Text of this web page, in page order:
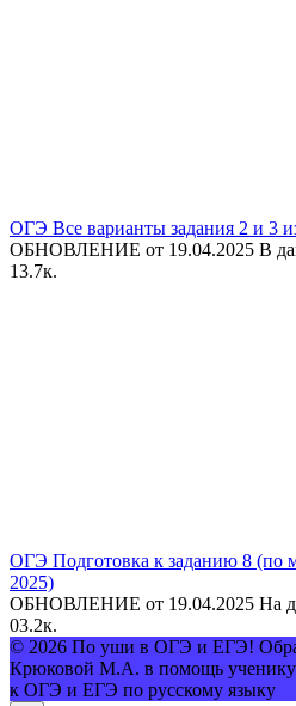
ОГЭ Все варианты задания 2 и
ОБНОВЛЕНИЕ от 19.04.2025 В
13.7к.
ОГЭ Подготовка к заданию 8
2025)
ОБНОВЛЕНИЕ от 19.04.2025 На
03.2к.
© 2026 По уши в ОГЭ и ЕГЭ!
Крюковой М.А. в помощь ученику
к ОГЭ и ЕГЭ по русскому языку